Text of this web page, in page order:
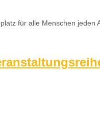
für alle Menschen